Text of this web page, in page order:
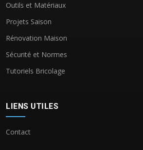
Outils et Matériaux
Projets Saison
Rénovation Maison
Sécurité et Normes
Tutoriels Bricolage
LIENS UTILES
Contact